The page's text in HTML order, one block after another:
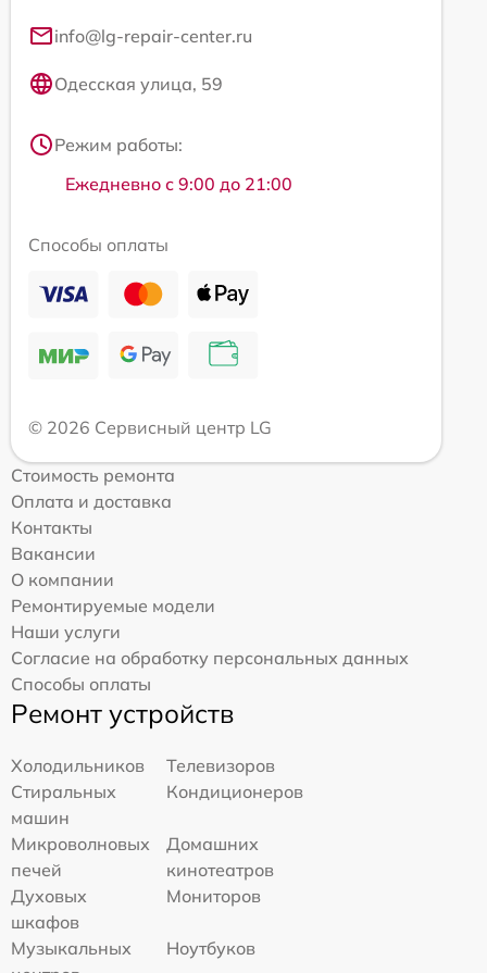
info@lg-repair-center.ru
Одесская улица, 59
Режим работы:
Ежедневно с 9:00 до 21:00
Способы оплаты
© 2026 Сервисный центр LG
Стоимость ремонта
Оплата и доставка
Контакты
Вакансии
О компании
Ремонтируемые модели
Наши услуги
Согласие на обработку персональных данных
Способы оплаты
Ремонт устройств
Холодильников
Телевизоров
Стиральных
машин
Кондиционеров
Микроволновых
печей
Домашних
кинотеатров
Духовых
шкафов
Мониторов
Музыкальных
Ноутбуков